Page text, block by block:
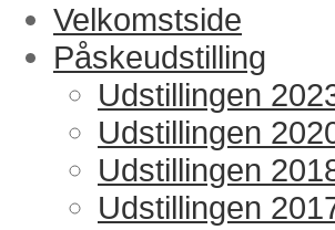
Velkomstside
Påskeudstilling
Udstillingen
Udstillingen
Udstillingen
Udstillingen